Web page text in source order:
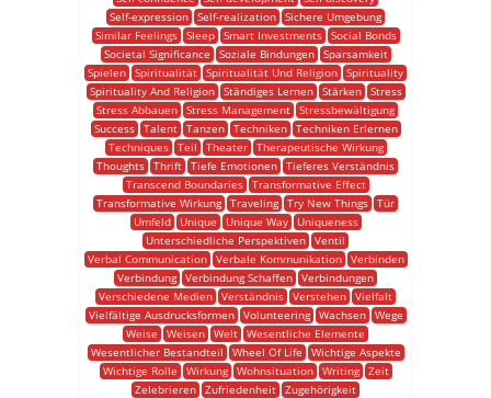
Self-expression Self-realization Sichere Umgebung
Similar Feelings
Sleep Smart Investments
Social Bonds
Societal Significance
Soziale Bindungen
Sparsamkeit
Spielen Spiritualität Spiritualität Und Religion Spirituality
Spirituality And Religion
Ständiges Lernen Stärken
Stress
Stress Abbauen Stress Management Stressbewältigung
Success
Talent Tanzen Techniken
Techniken Erlernen
Techniques
Teil Theater
Therapeutische Wirkung
Thoughts Thrift Tiefe Emotionen Tieferes Verständnis
Transcend Boundaries
Transformative Effect
Transformative Wirkung Traveling Try New Things Tür
Umfeld
Unique Unique Way
Uniqueness
Unterschiedliche Perspektiven Ventil
Verbal Communication
Verbale Kommunikation
Verbinden
Verbindung Verbindung Schaffen Verbindungen
Verschiedene Medien Verständnis Verstehen Vielfalt
Vielfältige Ausdrucksformen
Volunteering Wachsen
Wege
Weise
Weisen Welt Wesentliche Elemente
Wesentlicher Bestandteil
Wheel Of Life
Wichtige Aspekte
Wichtige Rolle
Wirkung Wohnsituation Writing
Zeit
Zelebrieren Zufriedenheit Zugehörigkeit